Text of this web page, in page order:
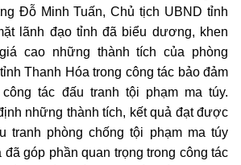
Đỗ Minh Tuấn, Chủ tịch UBND tỉnh
lãnh đạo tỉnh đã biểu dương, khen
cao những thành tích của phòng
Thanh Hóa trong công tác bảo đảm
tác đấu tranh tội phạm ma túy.
những thành tích, kết quả đạt được
tranh phòng chống tội phạm ma túy
góp phần quan trọng trong công tác